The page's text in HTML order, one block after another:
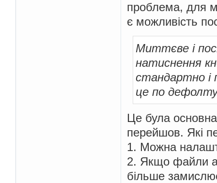
проблема, для
є можливість
Миттєве і
натиснення
стандартно і
це по
Це була
перейшов. Які
1. Можна
2. Якщо файли
більше